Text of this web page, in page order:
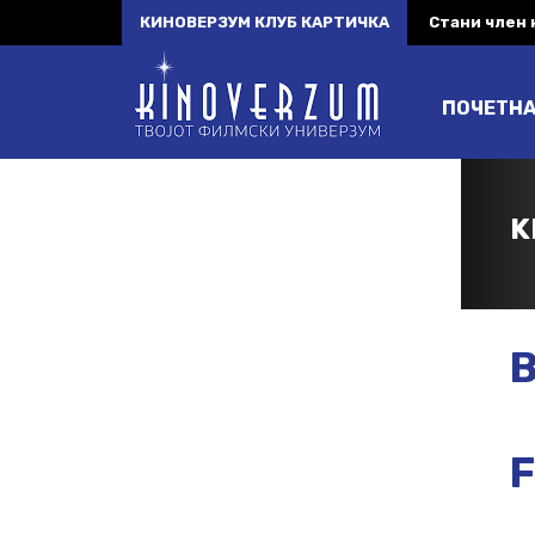
КИНОВЕРЗУМ КЛУБ КАРТИЧКА Стани член
ПОЧЕТНА